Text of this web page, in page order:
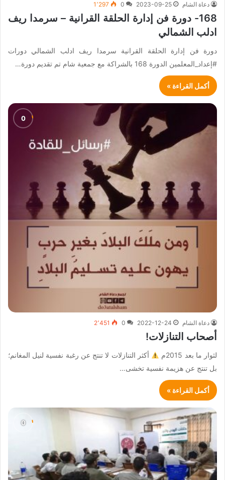
دعاة الشام 2023-09-25
0 1٬297
168- دورة فن إدارة الحلقة القرانية – سرمدا ريف
ادلب الشمالي
دورة فن إدارة الحلقة القرانية سرمدا ريف ادلب الشمالي دورات
#إعداد_المعلمين الدورة 168 بالشراكة مع جمعية شام تم تقديم دورة…
أكمل القراءة »
دعاة الشام 2022-12-24
0 2٬451
أصحاب التنازلات!
لثوار ما بعد 2015م
أكثر التنازلات لا تنتج عن رغبة نفسية لنيل المغانم؛
بل تنتج عن هزيمة نفسية تخشى…
أكمل القراءة »